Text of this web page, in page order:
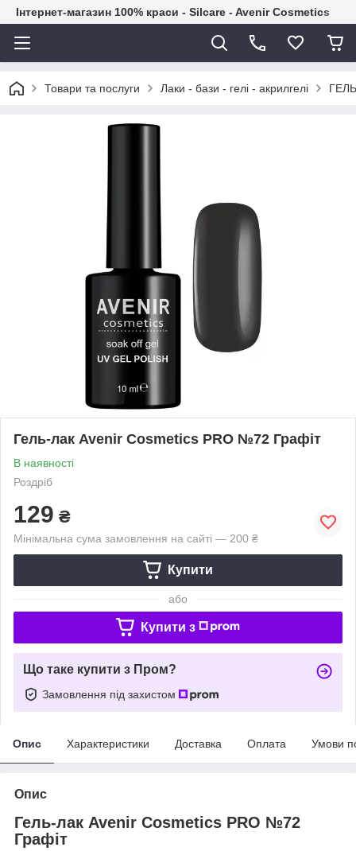
Інтернет-магазин 100% краси - Silcare - Avenir Cosmetics
Товари та послуги Лаки - бази - гелі - акрилгелі
Гель-лак Avenir Cosmetics PRO №72 Графіт
В наявності
Роздріб
129 ₴
Мінімальна сума замовлення на сайті — 200 ₴
Купити
або
Купити з
Що таке купити з Пром?
Замовлення під захистом
Опис Характеристики Доставка Оплата Умови
Опис
Гель-лак Avenir Cosmetics PRO №72
Графіт